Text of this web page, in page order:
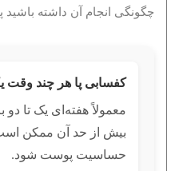
چگونگی انجام آن داشته باشید
کفسابی پا هر چند وقت
معمولاً هفته‌ای یک تا دو
بیش از حد آن ممکن
حساسیت پوست شود.